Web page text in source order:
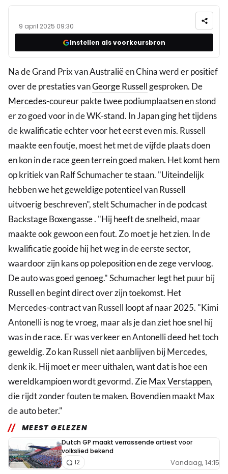
9 april 2025 09:30
Instellen als voorkeursbron
Na de Grand Prix van Australië en China werd er positief
over de prestaties vanGeorge Russellgesproken. De
Mercedes-coureur pakte twee podiumplaatsen en stond
er zo goed voor in de WK-stand. In Japan ging het tijdens
de kwalificatie echter voor het eerst even mis. Russell
maakte een foutje, moest het met de vijfde plaats doen
en kon in de race geen terrein goed maken. Het komt hem
op kritiek van Ralf Schumacher te staan. "Uiteindelijk
hebben we het geweldige potentieel van Russell
uitvoerig beschreven", stelt Schumacher in de podcast
Backstage Boxengasse . "Hij heeft de snelheid, maar
maakte ook gewoon een fout. Zo moet je het zien. In de
kwalificatie gooide hij het weg in de eerste sector,
waardoor zijn kans op poleposition en de zege vervloog.
De auto was goed genoeg." Schumacher legt het puur bij
Russell en begint direct over zijn toekomst. Het
Mercedes-contract van Russell loopt af naar 2025. "Kimi
Antonelli is nog te vroeg, maar als je dan ziet hoe snel hij
was in de race. Er was verkeer en Antonelli deed het toch
geweldig. Zo kan Russell niet aanblijven bij Mercedes,
denk ik. Hij moet er meer uithalen, want dat is hoe een
wereldkampioen wordt gevormd. ZieMax Verstappen,
die rijdt zonder fouten te maken. Bovendien maakt Max
de auto beter."
MEEST GELEZEN
Dutch GP maakt verrassende artiest voor
volkslied bekend
Vandaag, 14:15
12